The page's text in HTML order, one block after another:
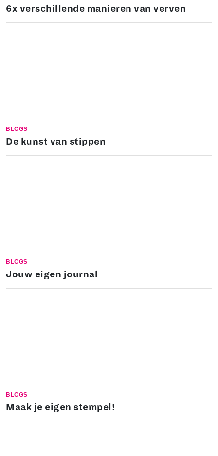
6x verschillende manieren van verven
BLOGS
De kunst van stippen
BLOGS
Jouw eigen journal
BLOGS
Maak je eigen stempel!